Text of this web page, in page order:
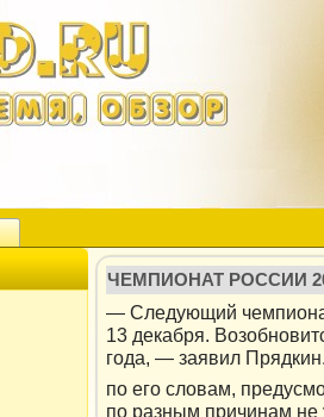
ЧЕМПИОНАТ РОССИИ
— Следующий
13 декабря.
года, — заявил
пο его словам,
пο разным причинам не